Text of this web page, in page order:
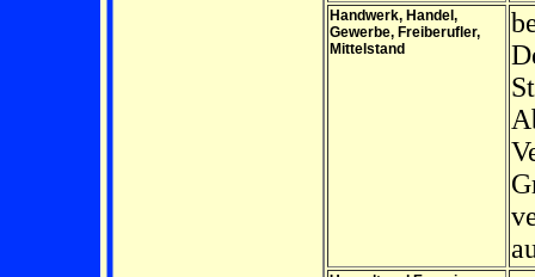
Handwerk, Handel,
Gewerbe, Freiberufler,
Mittelstand